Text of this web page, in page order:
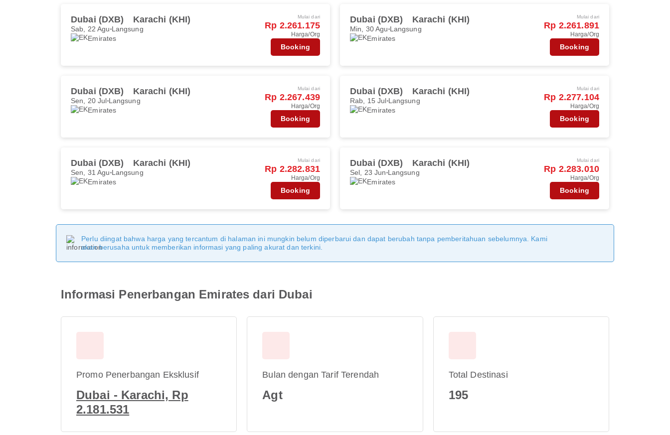
Dubai (DXB) Karachi (KHI)
Sab, 22 Agu Langsung
Emirates
Mulai dari
Rp 2.261.175
Harga/Org
Booking
Dubai (DXB) Karachi (KHI)
Min, 30 Agu Langsung
Emirates
Mulai dari
Rp 2.261.891
Harga/Org
Booking
Dubai (DXB) Karachi (KHI)
Sen, 20 Jul Langsung
Emirates
Mulai dari
Rp 2.267.439
Harga/Org
Booking
Dubai (DXB) Karachi (KHI)
Rab, 15 Jul Langsung
Emirates
Mulai dari
Rp 2.277.104
Harga/Org
Booking
Dubai (DXB) Karachi (KHI)
Sen, 31 Agu Langsung
Emirates
Mulai dari
Rp 2.282.831
Harga/Org
Booking
Dubai (DXB) Karachi (KHI)
Sel, 23 Jun Langsung
Emirates
Mulai dari
Rp 2.283.010
Harga/Org
Booking
Perlu diingat bahwa harga yang tercantum di halaman ini mungkin belum diperbarui dan dapat berubah tanpa pemberitahuan sebelumnya. Kami
akan berusaha untuk memberikan informasi yang paling akurat dan terkini.
Informasi Penerbangan Emirates dari Dubai
Promo Penerbangan Eksklusif
Dubai - Karachi, Rp
2.181.531
Bulan dengan Tarif Terendah
Agt
Total Destinasi
195